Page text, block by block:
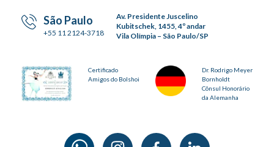
São Paulo
+55 11 2124-3718
Av. Presidente Juscelino
Kubitschek, 1455, 4º andar
Vila Olímpia – São Paulo/SP
Certificado
Amigos do Bolshoi
Dr. Rodrigo Meyer
Bornholdt
Cônsul Honorário
da Alemanha